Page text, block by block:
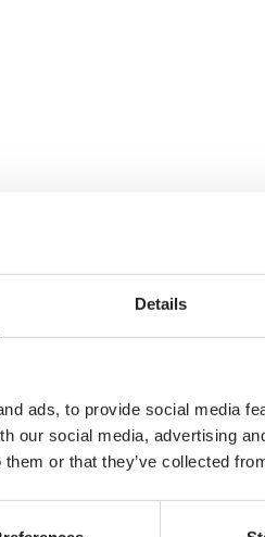
Details
ads, to provide social media
our social media, advertising
or that they’ve collected
privatdriven tandvård och